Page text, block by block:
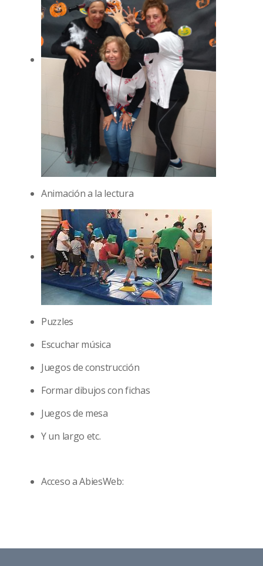
Animación a la lectura
Puzzles
Escuchar música
Juegos de construcción
Formar dibujos con fichas
Juegos de mesa
Y un largo etc.
Acceso a AbiesWeb: